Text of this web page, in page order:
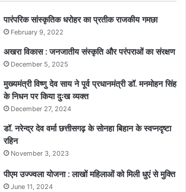
​​​​​​​पारंपरिक सांस्कृतिक धरोहर का प्रतीक राजकीय गमछा
February 9, 2022
अखरा विकास : जनजातीय संस्कृति और परंपराओं का संरक्षण
December 5, 2025
मुख्यमंत्री विष्णु देव साय ने पूर्व प्रधानमंत्री डॉ. मनमोहन सिंह
के निधन पर किया दुःख व्यक्त
December 27, 2024
डॉ. नरेन्द्र देव वर्मा छत्तीसगढ़ के सोनहा बिहान के स्वप्नदृष्टा
रहिन
November 3, 2023
पीएम उज्ज्वला योजना : लाखों महिलाओं को मिली धुएं से मुक्ति
June 11, 2024